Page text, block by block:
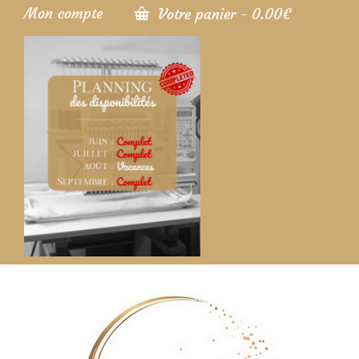
Mon compte Votre panier - 0.00€